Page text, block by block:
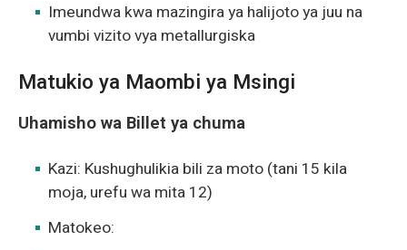
Imeundwa kwa mazingira ya halijoto ya juu na
vumbi vizito vya metallurgiska
Matukio ya Maombi ya Msingi
Uhamisho wa Billet ya chuma
Kazi: Kushughulikia bili za moto (tani 15 kila
moja, urefu wa mita 12)
Matokeo: